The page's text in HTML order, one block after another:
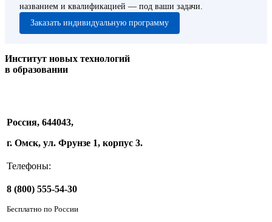
названием и квалификацией — под ваши задачи.
Заказать индивидуальную программу
Институт новых технологий
в образовании
Россия, 644043,
г. Омск, ул. Фрунзе 1, корпус 3.
Телефоны:
8 (800) 555-54-30
Бесплатно по России